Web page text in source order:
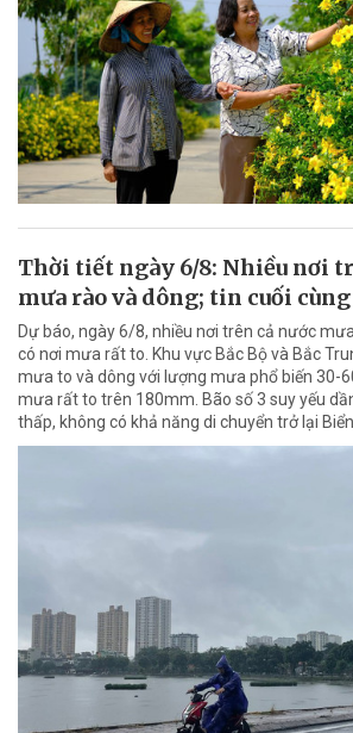
Thời tiết ngày 6/8: Nhiều nơi
mưa rào và dông; tin cuối cùng
Dự báo, ngày 6/8, nhiều nơi trên cả nước
có nơi mưa rất to. Khu vực Bắc Bộ và Bắc
mưa to và dông với lượng mưa phổ biến 30-
mưa rất to trên 180mm. Bão số 3 suy yếu
thấp, không có khả năng di chuyển trở lại